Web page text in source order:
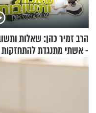
הרב זמיר כהן: שאלות
- אשתי מתנגדת להתחזקות
שלי